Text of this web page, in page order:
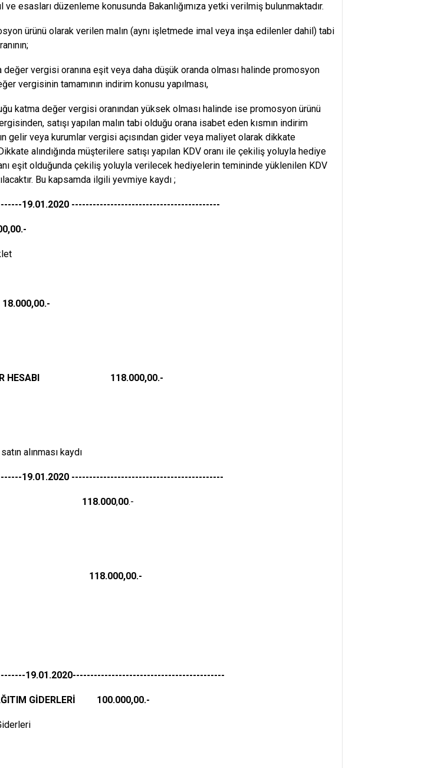
esasları düzenleme konusunda Bakanlığımıza yetki verilmiş bulunmaktadır.
ürünü olarak verilen malın (aynı işletmede imal veya inşa edilenler dahil) tabi
değer vergisi oranına eşit veya daha düşük oranda olması halinde promosyon
vergisinin tamamının indirim konusu yapılması,
katma değer vergisi oranından yüksek olması halinde ise promosyon ürünü
satışı yapılan malın tabi olduğu orana isabet eden kısmın indirim
gelir veya kurumlar vergisi açısından gider veya maliyet olarak dikkate
alındığında müşterilere satışı yapılan KDV oranı ile çekiliş yoluyla hediye
eşit olduğunda çekiliş yoluyla verilecek hediyelerin temininde yüklenilen KDV
Bu kapsamda ilgili yevmiye kaydı ;
19.01.2020 ------------------------------------------
HESABI 118.000,00.-
alınması kaydı
19.01.2020 -------------------------------------------
118.000,00.-
118.000,00.-
19.01.2020-------------------------------------------
GİDERLERİ 100.000,00.-